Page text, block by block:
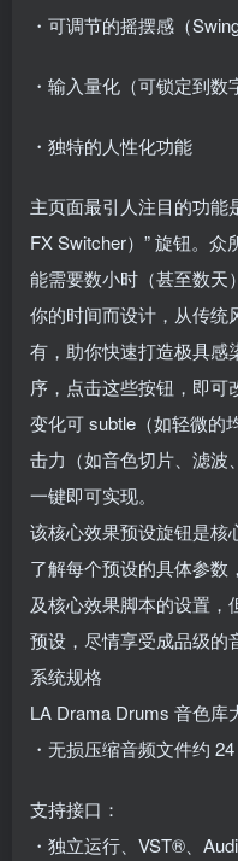
・可调节的摇摆感（
・输入量化（可锁定到数
・独特的人性化功能
主页面最引人注目的功能
FX Switcher）” 旋钮。
能需要数小时（甚至数天
你的时间而设计，从传统
有，助你快速打造极具感
序，点击这些按钮，即可
变化可 subtle（如轻微的
击力（如音色切片、滤
一键即可实现。
该核心效果预设旋钮是核
了解每个预设的具体参数
及核心效果脚本的设置，
预设，尽情享受成品级的
系统规格
LA Drama Drums 音色库
・无损压缩音频文件约
支持接口：
・独立运行、VST®、